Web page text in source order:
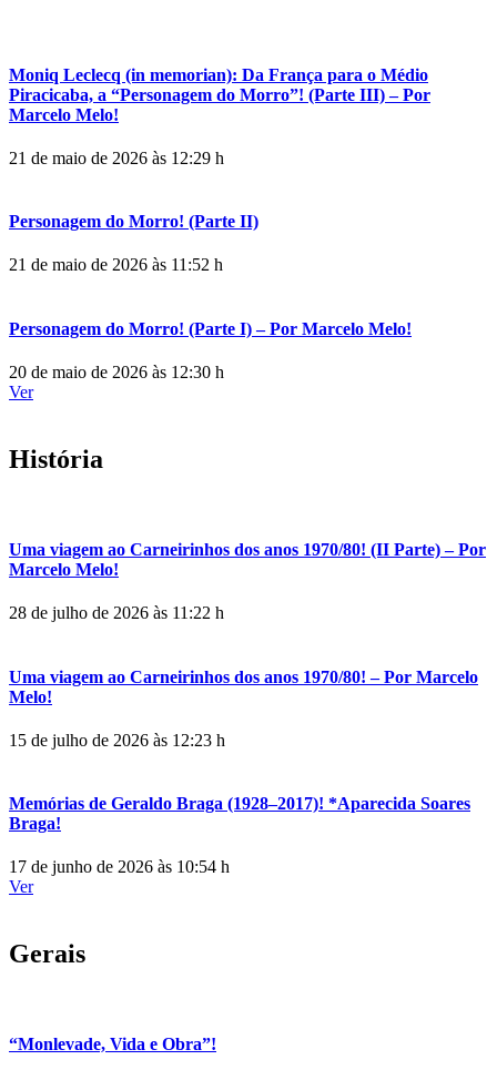
Moniq Leclecq (in memorian): Da França para o Médio
Piracicaba, a “Personagem do Morro”! (Parte III) – Por
Marcelo Melo!
21 de maio de 2026 às 12:29 h
Personagem do Morro! (Parte II)
21 de maio de 2026 às 11:52 h
Personagem do Morro! (Parte I) – Por Marcelo Melo!
20 de maio de 2026 às 12:30 h
Ver
História
Uma viagem ao Carneirinhos dos anos 1970/80! (II Parte) – Por
Marcelo Melo!
28 de julho de 2026 às 11:22 h
Uma viagem ao Carneirinhos dos anos 1970/80! – Por Marcelo
Melo!
15 de julho de 2026 às 12:23 h
Memórias de Geraldo Braga (1928–2017)! *Aparecida Soares
Braga!
17 de junho de 2026 às 10:54 h
Ver
Gerais
“Monlevade, Vida e Obra”!